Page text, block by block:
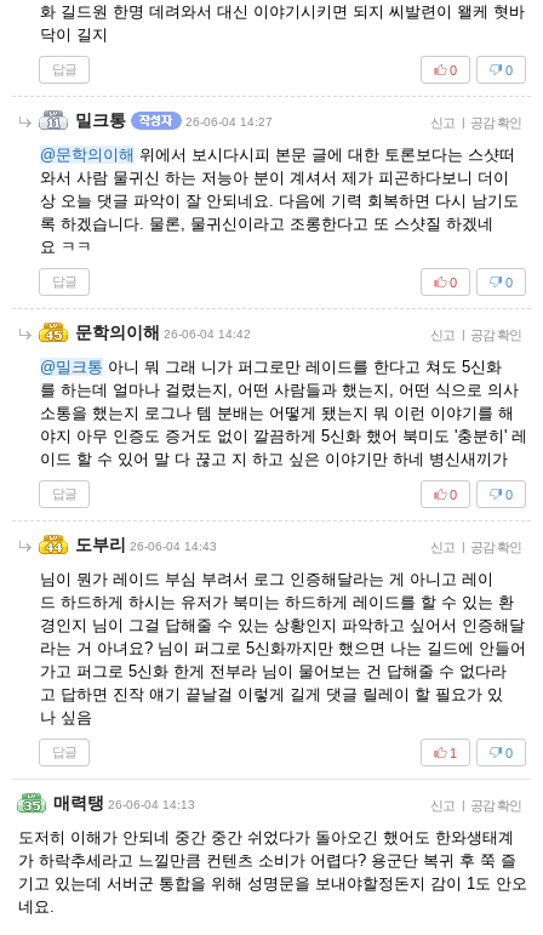
화 길드원 한명 데려와서 대신 이야기시키면 되지 씨발련이 왤케 혓바
닥이 길지
답글 0
0
밀크통 26-06-04 14:27 신고 | 공감 확인
@문학의이해 위에서 보시다시피 본문 글에 대한 토론보다는 스샷떠
와서 사람 물귀신 하는 저능아 분이 계셔서 제가 피곤하다보니 더이
상 오늘 댓글 파악이 잘 안되네요. 다음에 기력 회복하면 다시 남기도
록 하겠습니다. 물론, 물귀신이라고 조롱한다고 또 스샷질 하겠네
요 ㅋㅋ
답글 0
0
문학의이해 26-06-04 14:42 신고 | 공감 확인
@밀크통 아니 뭐 그래 니가 퍼그로만 레이드를 한다고 쳐도 5신화
를 하는데 얼마나 걸렸는지, 어떤 사람들과 했는지, 어떤 식으로 의사
소통을 했는지 로그나 템 분배는 어떻게 됐는지 뭐 이런 이야기를 해
야지 아무 인증도 증거도 없이 깔끔하게 5신화 했어 북미도 '충분히' 레
이드 할 수 있어 말 다 끊고 지 하고 싶은 이야기만 하네 병신새끼가
답글 0
0
도부리 26-06-04 14:43 신고 | 공감 확인
님이 뭔가 레이드 부심 부려서 로그 인증해달라는 게 아니고 레이
드 하드하게 하시는 유저가 북미는 하드하게 레이드를 할 수 있는 환
경인지 님이 그걸 답해줄 수 있는 상황인지 파악하고 싶어서 인증해달
라는 거 아녀요? 님이 퍼그로 5신화까지만 했으면 나는 길드에 안들어
가고 퍼그로 5신화 한게 전부라 님이 물어보는 건 답해줄 수 없다라
고 답하면 진작 얘기 끝날걸 이렇게 길게 댓글 릴레이 할 필요가 있
나 싶음
답글 0
1
매력탱 26-06-04 14:13 신고 | 공감 확인
도저히 이해가 안되네 중간 중간 쉬었다가 돌아오긴 했어도 한와생태계
가 하락추세라고 느낄만큼 컨텐츠 소비가 어렵다? 용군단 복귀 후 쭉 즐
기고 있는데 서버군 통합을 위해 성명문을 보내야할정돈지 감이 1도 안오
네요.